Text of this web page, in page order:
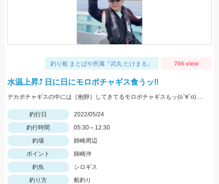
釣り船 まとばや所属『武丸 たけまる』 766 view
水温上昇⤴︎ 日に日にモロポチャギス食うッ‼︎
デカポチャギスの中には［抱卵］してきてるモロポチャギスもッ(о´∀`о) 期間限定ですので お早めにッ(ﾟ∀ﾟ)b
釣行日
2022/05/24
釣行時間
05:30～12:30
釣場
師崎周辺
ポイント
師崎沖
釣魚
シロギス
釣り方
船釣り